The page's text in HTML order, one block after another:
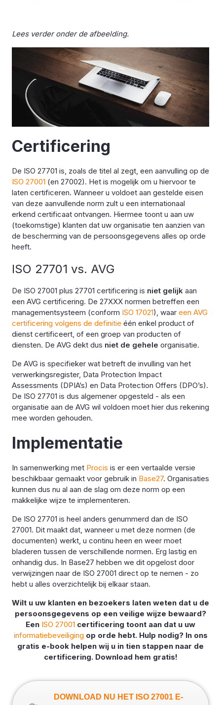
Lees verder onder de afbeelding.
Certificering
De ISO 27701 is, zoals de titel al zegt, een aanvulling op de
ISO 27001 (en 27002). Het is mogelijk om u hiervoor te
laten certificeren. Wanneer u voldoet aan gestelde eisen
van deze aanvullende norm zult u een internationaal
erkend certificaat ontvangen. Hiermee toont u aan uw
(toekomstige) klanten dat uw organisatie ten aanzien van
de bescherming van de persoonsgegevens alles op orde
heeft.
ISO 27701 vs. AVG
De ISO 27001 plus 27701 certificering is niet gelijk aan
een AVG certificering. De 27XXX normen betreffen een
managementsysteem (conform ISO 17021), waar een AVG
certificering volgens de definitie één enkel product of
dienst certificeert, of een groep van producten of
diensten. De AVG dekt dus niet de gehele organisatie.
De AVG is specifieker wat betreft de invulling van het
verwerkingsregister, Data Protection Impact
Assessments (DPIA’s) en Data Protection Offers (DPO’s).
De ISO 27701 is dus algemener opgesteld - als een
organisatie aan de AVG wil voldoen moet hier dus rekening
mee worden gehouden.
Implementatie
In samenwerking met Procis is er een vertaalde versie
beschikbaar gemaakt voor gebruik in Base27. Organisaties
kunnen dus nu al aan de slag om deze norm op een
makkelijke wijze te implementeren.
De ISO 27701 is heel anders genummerd dan de ISO
27001. Dit maakt dat, wanneer u met deze normen (de
documenten) werkt, u continu heen en weer moet
bladeren tussen de verschillende normen. Erg lastig en
onhandig dus. In Base27 hebben we dit opgelost door
verwijzingen naar de ISO 27001 direct op te nemen - zo
hebt u alles overzichtelijk bij elkaar staan.
Wilt u uw klanten en bezoekers laten weten dat u de
persoonsgegevens op een veilige wijze bewaard?
Een ISO 27001 certificering toont aan dat u uw
informatiebeveiliging op orde hebt. Hulp nodig? In ons
gratis e-book helpen wij u in tien stappen naar de
certificering. Download hem gratis!
DOWNLOAD NU HET ISO 27001 E-